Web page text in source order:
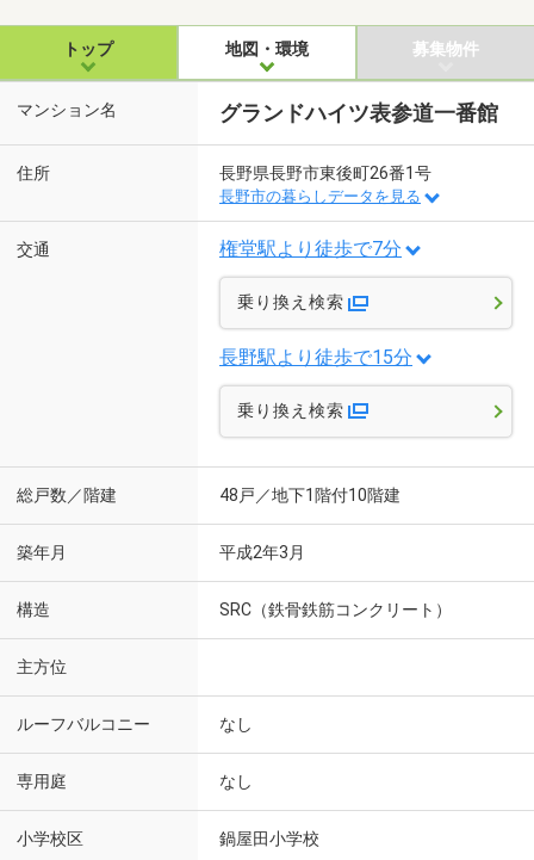
トップ 地図・環境 募集物件
マンション名 グランドハイツ表参道一番館
住所 長野県長野市東後町26番1号
長野市の暮らしデータを見る
交通 権堂駅より徒歩で7分
乗り換え検索
長野駅より徒歩で15分
乗り換え検索
総戸数／階建 48戸／地下1階付10階建
築年月 平成2年3月
構造 SRC（鉄骨鉄筋コンクリート）
主方位
ルーフバルコニー なし
専用庭 なし
小学校区 鍋屋田小学校